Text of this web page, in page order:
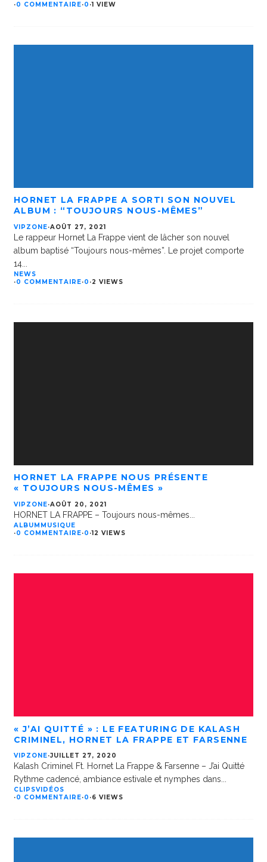
·0 COMMENTAIRE·0 ·1 VIEW
HORNET LA FRAPPE A SORTI SON NOUVEL
ALBUM : “TOUJOURS NOUS-MÊMES”
VIPZONE·AOÛT 27, 2021
Le rappeur Hornet La Frappe vient de lâcher son nouvel
album baptisé “Toujours nous-mêmes”. Le projet comporte
14
NEWS
·0 COMMENTAIRE·0 ·2 VIEWS
HORNET LA FRAPPE NOUS PRÉSENTE
« TOUJOURS NOUS-MÊMES »
VIPZONE·AOÛT 20, 2021
HORNET LA FRAPPE – Toujours nous-mêmes
ALBUM MUSIQUE
·0 COMMENTAIRE·0 ·12 VIEWS
« J’AI QUITTÉ » : LE FEATURING DE KALASH
CRIMINEL, HORNET LA FRAPPE ET FARSENNE
VIPZONE·JUILLET 27, 2020
Kalash Criminel Ft. Hornet La Frappe & Farsenne – J’ai Quitté
Rythme cadencé, ambiance estivale et nymphes dans
CLIPSVIDÉOS
·0 COMMENTAIRE·0 ·6 VIEWS